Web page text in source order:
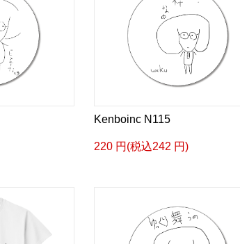
Kenboinc N115
220 円(税込242 円)